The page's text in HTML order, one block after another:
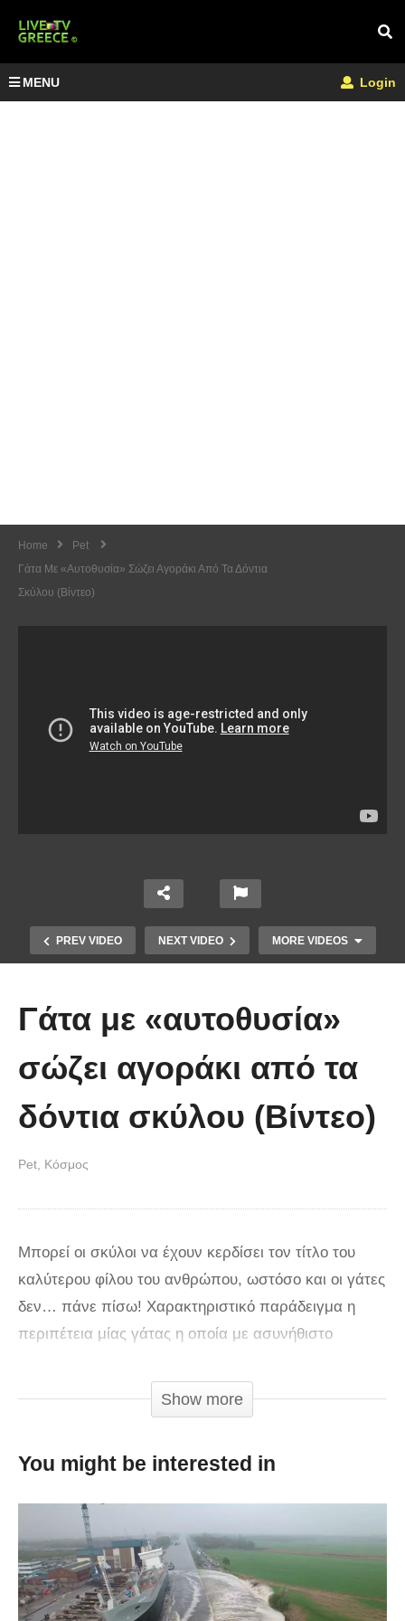
MENU Login
Home
Pet
Γάτα Με «αυτοθυσία» Σώζει Αγοράκι Από Τα Δόντια
Σκύλου (Βίντεο)
PREV VIDEO NEXT VIDEO MORE VIDEOS
σε κούνια
Γάτα με «αυτοθυσία»
σώζει αγοράκι από τα
δόντια σκύλου (Βίντεο)
Pet Κόσμος
Μπορεί οι σκύλοι να έχουν κερδίσει τον τίτλο του
καλύτερου φίλου του ανθρώπου, ωστόσο και οι γάτες
δεν… πάνε πίσω! Χαρακτηριστικό παράδειγμα η
περιπέτεια μίας γάτας η οποία με ασυνήθιστο
να σώσει ένα αγοράκι από τα δόντια σκύλου. Το
περιστατικό συνέβη στο Μπέικερσφιλντ της
εικόνες από τις οποίες έχουν συντεθεί σε βίντεο που
Ο ημίαιμος σκύλος, ηλικίας οκτώ μηνών, επιτέθηκε
από πίσω στο αγοράκι, δαγκώνοντας τον στο πόδι
και προσπαθώντας να τον ρίξει από το ποδήλατο.
Show more
You might be interested in